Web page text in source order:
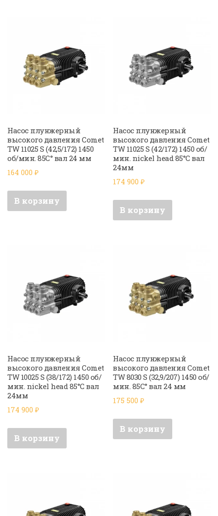
Насос плунжерный
высокого давления Comet
TW 11025 S (42,5/172) 1450
об/мин. 85C° вал 24 мм
164 000 ₽
В корзину
Насос плунжерный
высокого давления Comet
TW 11025 S (42/172) 1450 об/
мин. nickel head 85°C вал
24мм
174 900₽
В корзину
Насос плунжерный
высокого давления Comet
TW 10025 S (38/172) 1450 об/
мин. nickel head 85°C вал
24мм
174 900 ₽
В корзину
Насос плунжерный
высокого давления Comet
TW 8030 S (32,9/207) 1450 об/
мин. 85C° вал 24 мм
175 500₽
В корзину